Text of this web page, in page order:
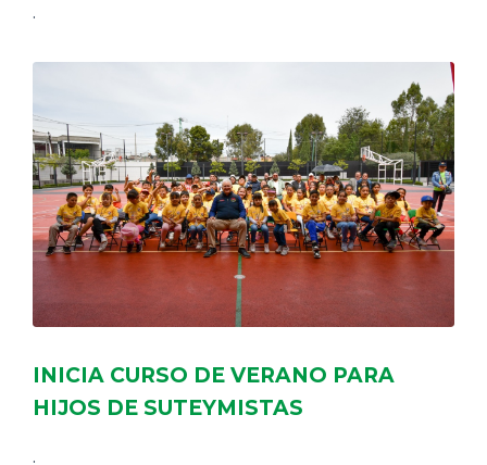
.
INICIA CURSO DE VERANO PARA
HIJOS DE SUTEYMISTAS
.